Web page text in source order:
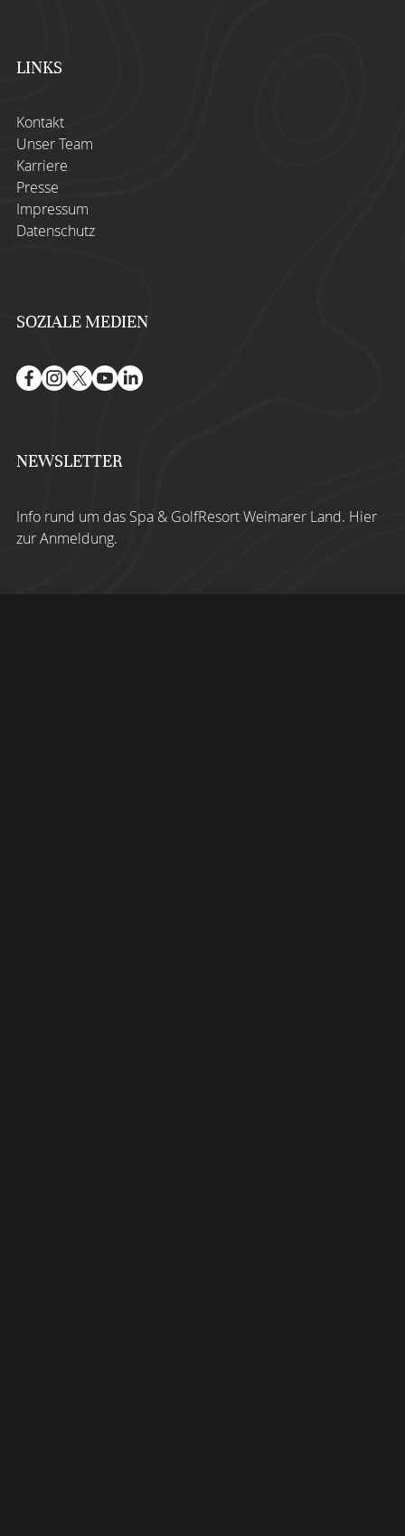
LINKS
Kontakt
Unser Team
Karriere
Presse
Impressum
Datenschutz
SOZIALE MEDIEN
NEWSLETTER
Info rund um das Spa & GolfResort Weimarer Land. Hier
zur Anmeldung.